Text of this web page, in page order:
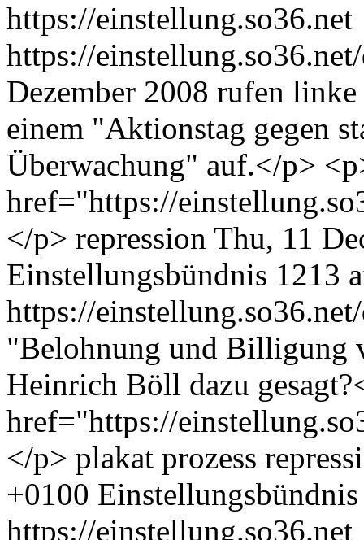
https://einstellung.so36.net
https://
Dezember 2008 rufen
einem "Aktionstag gegen
Überwachung" auf.</p>
href="https://
</p> repression Thu, 11
Einstellungsbündnis 1213
https://
"Belohnung und Billigung
Heinrich Böll dazu
href="https://
</p> plakat prozess
+0100 Einstellungsbündnis
https://einstellung.so36.net